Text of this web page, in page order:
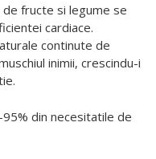
fructe si legume se
cardiace.
continute de
inimii, crescindu-i
din necesitatile de